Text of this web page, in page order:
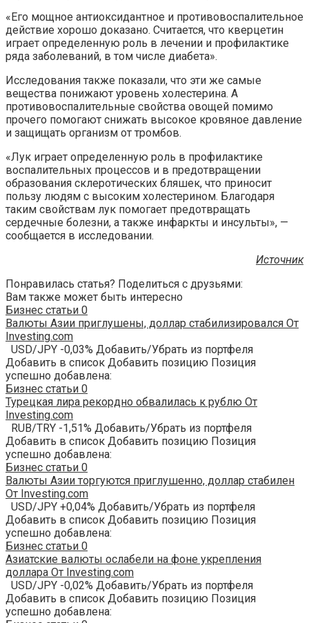
«Его мощное антиоксидантное и противовоспалительное
действие хорошо доказано. Считается, что кверцетин
играет определенную роль в лечении и профилактике
ряда заболеваний, в том числе диабета».
Исследования также показали, что эти же самые
вещества понижают уровень холестерина. А
противовоспалительные свойства овощей помимо
прочего помогают снижать высокое кровяное давление
и защищать организм от тромбов.
«Лук играет определенную роль в профилактике
воспалительных процессов и в предотвращении
образования склеротических бляшек, что приносит
пользу людям с высоким холестерином. Благодаря
таким свойствам лук помогает предотвращать
сердечные болезни, а также инфаркты и инсульты», —
сообщается в исследовании.
Источник
Понравилась статья? Поделиться с друзьями:
Вам также может быть интересно
Бизнес статьи 0
Валюты Азии приглушены, доллар стабилизировался От
Investing.com
USD/JPY -0,03% Добавить/Убрать из портфеля
Добавить в список Добавить позицию Позиция
успешно добавлена:
Бизнес статьи 0
Турецкая лира рекордно обвалилась к рублю От
Investing.com
RUB/TRY -1,51% Добавить/Убрать из портфеля
Добавить в список Добавить позицию Позиция
успешно добавлена:
Бизнес статьи 0
Валюты Азии торгуются приглушенно, доллар стабилен
От Investing.com
USD/JPY +0,04% Добавить/Убрать из портфеля
Добавить в список Добавить позицию Позиция
успешно добавлена:
Бизнес статьи 0
Азиатские валюты ослабели на фоне укрепления
доллара От Investing.com
USD/JPY -0,02% Добавить/Убрать из портфеля
Добавить в список Добавить позицию Позиция
успешно добавлена: